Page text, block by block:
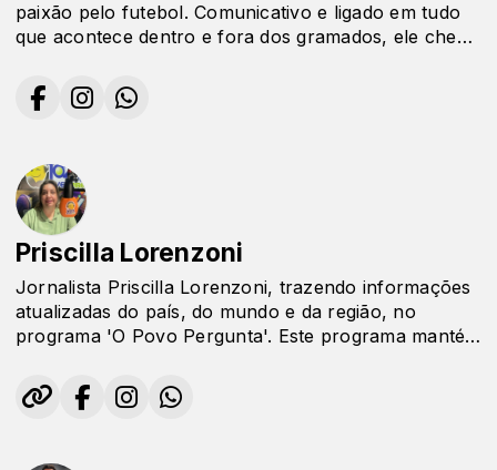
paixão pelo futebol. Comunicativo e ligado em tudo
que acontece dentro e fora dos gramados, ele chega
carisma, conhecimento esportivo e uma visão jovem
sobre o esporte mais amado do Brasil.
Priscilla Lorenzoni
Jornalista Priscilla Lorenzoni, trazendo informações
atualizadas do país, do mundo e da região, no
programa 'O Povo Pergunta'. Este programa mantém
mais relevantes.